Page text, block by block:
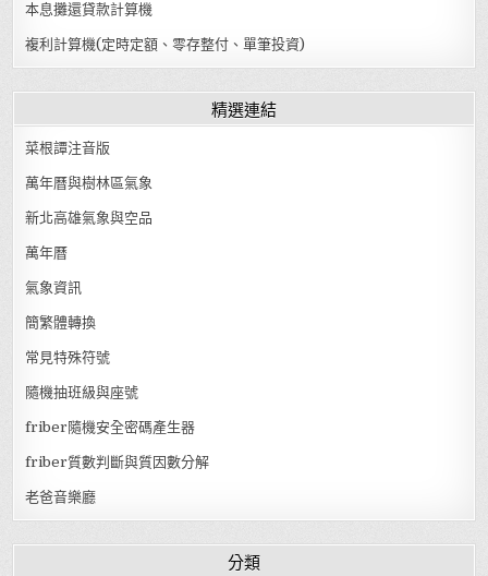
本息攤還貸款計算機
複利計算機(定時定額、零存整付、單筆投資)
精選連結
菜根譚注音版
萬年曆與樹林區氣象
新北高雄氣象與空品
萬年曆
氣象資訊
簡繁體轉換
常見特殊符號
隨機抽班級與座號
friber隨機安全密碼產生器
friber質數判斷與質因數分解
老爸音樂廳
分類